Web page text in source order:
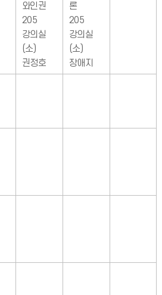
와인권
205
강의실
(소)
권정호
론
205
강의실
(소)
장애지